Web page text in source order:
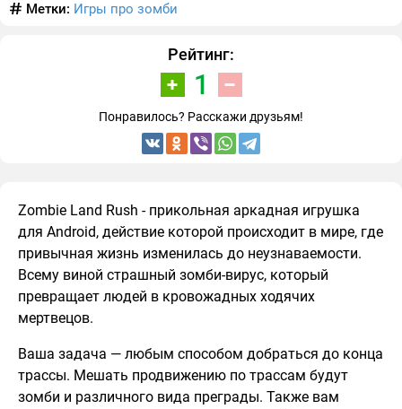
Метки: Игры про зомби
Рейтинг:
1
Понравилось? Расскажи друзьям!
Zombie Land Rush - прикольная аркадная игрушка
для Android, действие которой происходит в мире, где
привычная жизнь изменилась до неузнаваемости.
Всему виной страшный зомби-вирус, который
превращает людей в кровожадных ходячих
мертвецов.
Ваша задача — любым способом добраться до конца
трассы. Мешать продвижению по трассам будут
зомби и различного вида преграды. Также вам